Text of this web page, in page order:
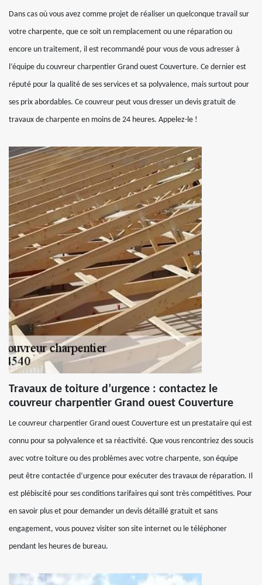
Dans cas où vous avez comme projet de réaliser un quelconque travail sur
votre charpente, que ce soit un remplacement ou une réparation ou
encore un traitement, il est recommandé pour vous de vous adresser à
l’équipe du couvreur charpentier Grand ouest Couverture. Ce dernier est
réputé pour la qualité de ses services et sa polyvalence, mais surtout pour
ses prix abordables. Ce couvreur peut vous dresser un devis gratuit de
travaux de charpente en moins de 24 heures. Appelez-le !
Travaux de toiture d’urgence : contactez le
couvreur charpentier Grand ouest Couverture
Le couvreur charpentier Grand ouest Couverture est un prestataire qui est
connu pour sa polyvalence et sa réactivité. Que vous rencontriez des soucis
avec votre toiture ou des problèmes avec votre charpente, son équipe
peut être contactée d’urgence pour exécuter des travaux de réparation. Il
est plébiscité pour ses conditions tarifaires qui sont très compétitives. Pour
en savoir plus et pour demander un devis détaillé gratuit et sans
engagement, vous pouvez visiter son site internet ou le téléphoner
pendant les heures de bureau.